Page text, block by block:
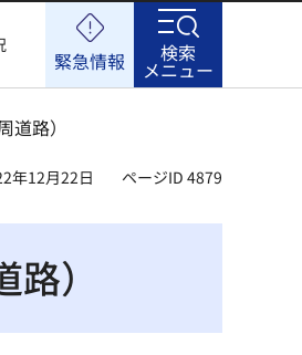
緊急情報 検索
メニュー
路）
年12月22日 ページID 4879
）